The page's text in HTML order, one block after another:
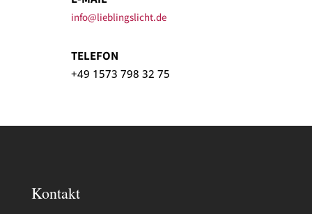
info@lieblingslicht.de
TELEFON
+49 1573 798 32 75
Kontakt